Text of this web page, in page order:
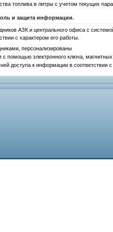
топлива в литры с учетом текущих
и защита информации.
АЗК и центрального офиса с системой
с характером его работы.
персонализированы
помощью электронного ключа,
доступа к информации в соответствии